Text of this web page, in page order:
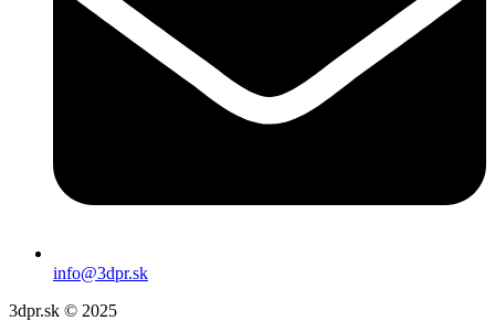
info@3dpr.sk
3dpr.sk © 2025